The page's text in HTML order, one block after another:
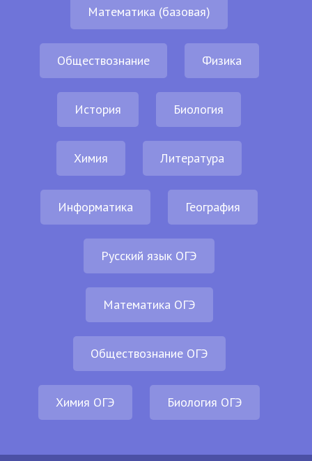
Математика (базовая)
Обществознание Физика
История Биология
Химия Литература
Информатика География
Русский язык ОГЭ
Математика ОГЭ
Обществознание ОГЭ
Химия ОГЭ Биология ОГЭ